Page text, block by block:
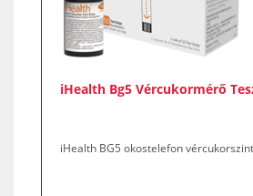
iHealth Bg5 Vércukormérő
iHealth BG5 okostelefon